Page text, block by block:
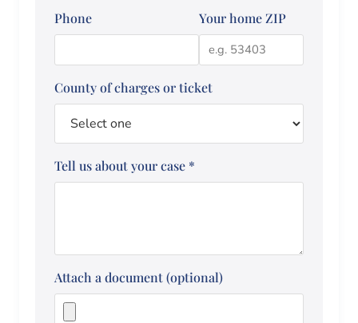
Phone Your home ZIP
County of charges or ticket
Tell us about your case *
Attach a document (optional)